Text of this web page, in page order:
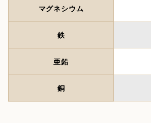
マグネシウム
鉄
亜鉛
銅